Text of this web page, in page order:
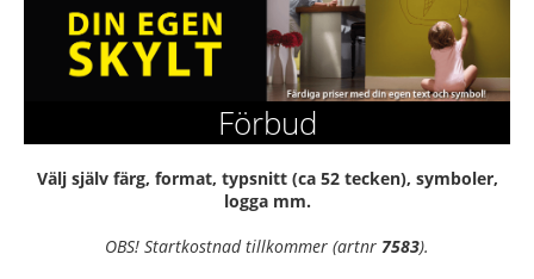
Förbud
Välj själv färg, format, typsnitt (ca 52 tecken), symboler,
logga mm.
OBS! Startkostnad tillkommer (artnr 7583).